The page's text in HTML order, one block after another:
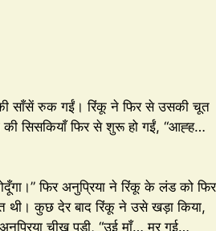
की साँसें रुक गईं। रिंकू ने फिर से उसकी चूत
सिसकियाँ फिर से शुरू हो गईं, “आह्ह…
फिर अनुप्रिया ने रिंकू के लंड को फिर
कुछ देर बाद रिंकू ने उसे खड़ा किया,
चीख पड़ी, “उई माँ… मर गई…